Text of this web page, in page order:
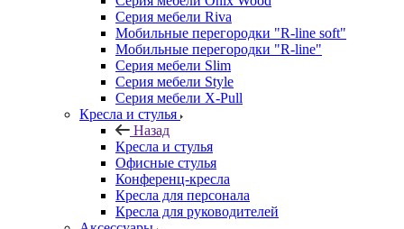
Серия мебели Riva
Мобильные перегородки "R-line soft"
Мобильные перегородки "R-line"
Серия мебели Slim
Серия мебели Style
Серия мебели X-Pull
Кресла и стулья
Назад
Кресла и стулья
Офисные стулья
Конференц-кресла
Кресла для персонала
Кресла для руководителей